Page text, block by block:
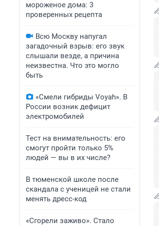
мороженое дома: 3
проверенных рецепта
Всю Москву напугал
загадочный взрыв: его звук
слышали везде, а причина
неизвестна. Что это могло
быть
«Смели гибриды Voyah». В
России возник дефицит
электромобилей
Тест на внимательность: его
смогут пройти только 5%
людей — вы в их числе?
В тюменской школе после
скандала с ученицей не стали
менять дресс-код
«Сгорели заживо». Стало